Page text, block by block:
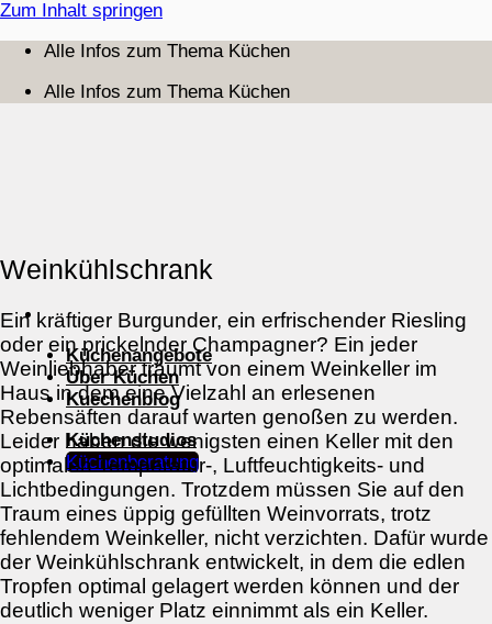
Zum Inhalt springen
Alle Infos zum Thema Küchen
Alle Infos zum Thema Küchen
Küchenangebote
Über Küchen
Kuechenblog
Küchenstudios
Küchenberatung
Weinkühlschrank
Ein kräftiger Burgunder, ein erfrischender Riesling
oder ein prickelnder Champagner? Ein jeder
Weinliebhaber träumt von einem Weinkeller im
Haus in dem eine Vielzahl an erlesenen
Rebensäften darauf warten genoßen zu werden.
Leider haben die wenigsten einen Keller mit den
optimalen Temperatur-, Luftfeuchtigkeits- und
Lichtbedingungen. Trotzdem müssen Sie auf den
Traum eines üppig gefüllten Weinvorrats, trotz
fehlendem Weinkeller, nicht verzichten. Dafür wurde
der Weinkühlschrank entwickelt, in dem die edlen
Tropfen optimal gelagert werden können und der
deutlich weniger Platz einnimmt als ein Keller.